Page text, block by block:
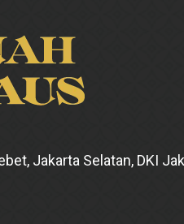
Jakarta Selatan, DKI